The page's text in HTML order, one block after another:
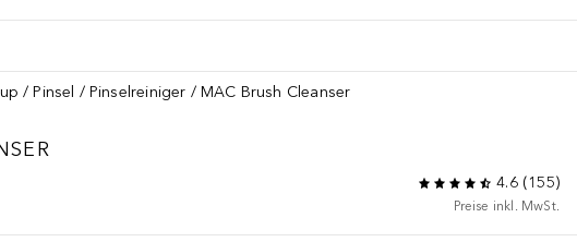
Pinsel Pinselreiniger MAC Brush Cleanser
4.6(155)
Preise inkl. MwSt.